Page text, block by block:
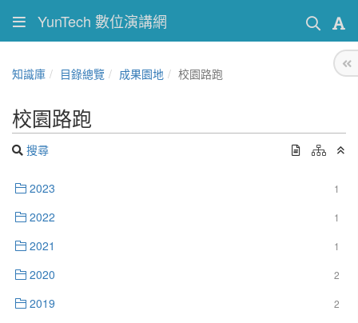
YunTech 數位演講網
知識庫 目錄總覽 成果園地 校園路跑
校園路跑
搜尋
1
2023
1
2022
1
2021
2
2020
2
2019